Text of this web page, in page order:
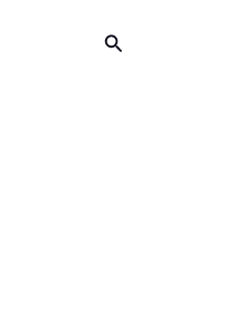
Buscar